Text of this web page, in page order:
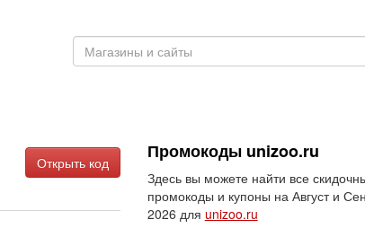
Открыть код Промокоды unizoo.ru
Здесь вы можете найти все
промокоды и купоны на Август и
2026 для unizoo.ru